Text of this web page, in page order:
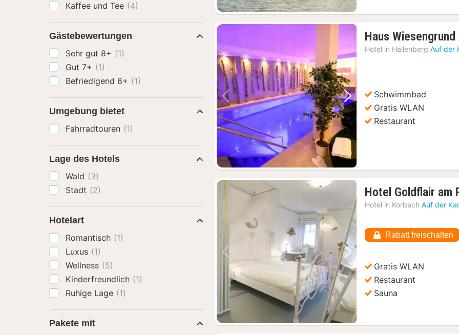
Vorheriges Bild Nächstes Bild
Haus Wiesengrund
Hotel in Hallenberg Auf der
Schwimmbad
Gratis WLAN
Restaurant
Vorheriges Bild Nächstes Bild
Hotel Goldflair am
Hotel in Korbach Auf der
Rabatt freischalten
Gratis WLAN
Restaurant
Sauna
Kaffee und Tee (4)
Gästebewertungen
Sehr gut 8+ (1)
Gut 7+ (1)
Befriedigend 6+ (1)
Umgebung bietet
Fahrradtouren (1)
Lage des Hotels
Wald (3)
Stadt (2)
Hotelart
Romantisch (1)
Luxus (1)
Wellness (5)
Kinderfreundlich (1)
Ruhige Lage (1)
Pakete mit